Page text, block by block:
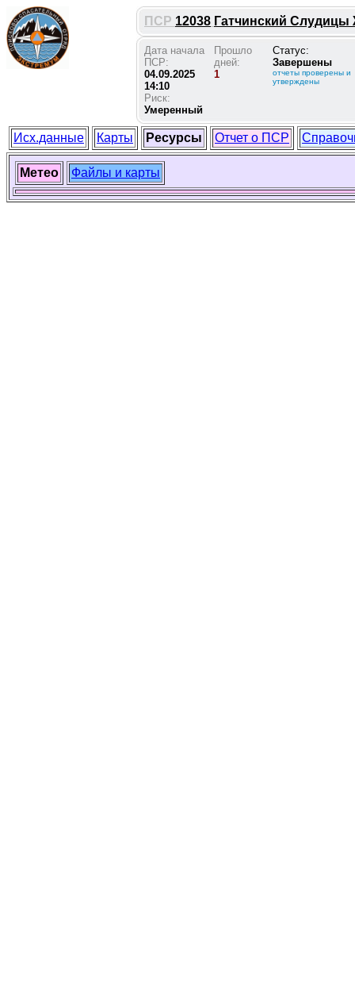
ПСР 12038 Гатчинский Слудицы
Дата начала
ПСР:
04.09.2025
14:10
Риск:
Умеренный
Прошло
дней:
1
Статус:
Завершены
отчеты проверены и
утверждены
Исх.данные Карты Ресурсы Отчет о ПСР
Метео Файлы и карты